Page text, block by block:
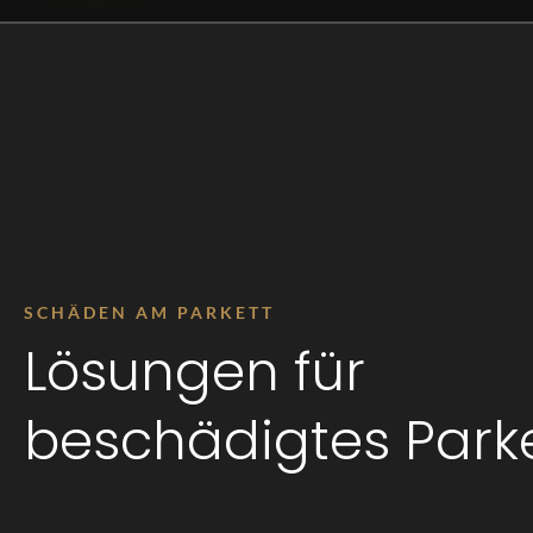
SCHÄDEN AM PARKETT
Lösungen für
beschädigtes